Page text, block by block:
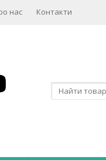
нас Контакти